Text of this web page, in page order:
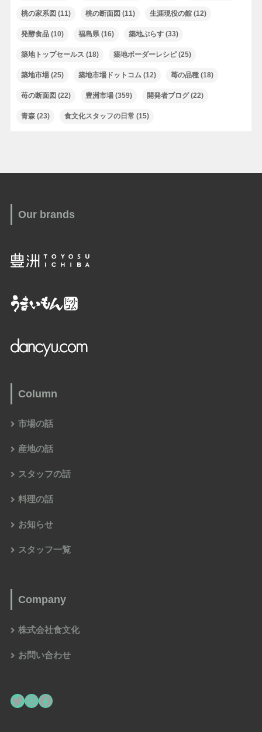
桃の家系図 (11) 桃の断面図 (11) 生涯現役の館(12)
発酵食品(10) 福島県(16) 築地ぷらす(33)
築地トップセールス (18) 築地ボーダーレシピ(25)
築地市場(25) 築地市場ドットコム(12) 苺の品種(18)
苺の断面図 (22) 豊洲市場(359) 開発者ブログ(22)
青森(23) 食文化スタッフの日常 (15)
Our brands
Column
市場の話
産地の話
スタッフの話
料理の話
お知らせ
スタッフ一覧
Company
株式会社食文化
お問い合わせ